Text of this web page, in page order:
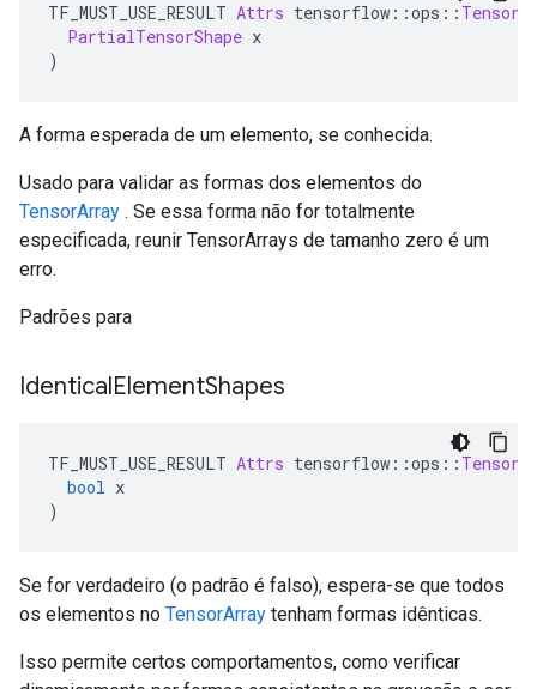
TF_MUST_USE_RESULT Attrs tensorflow ::ops ::
PartialTensorShape x
)
A forma esperada de um elemento, se conhecida.
Usado para validar as formas dos elementos do
TensorArray . Se essa forma não for totalmente
especificada, reunir TensorArrays de tamanho zero é um
erro.
Padrões para
IdenticalElementShapes
TF_MUST_USE_RESULT Attrs tensorflow ::ops ::
bool x
)
Se for verdadeiro (o padrão é falso), espera-se que todos
os elementos no TensorArray tenham formas idênticas.
Isso permite certos comportamentos, como verificar